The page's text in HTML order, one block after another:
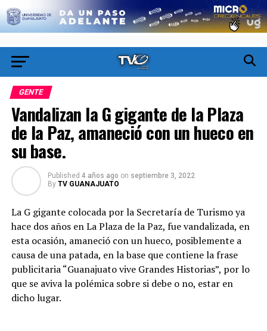
GENTE
Vandalizan la G gigante de la Plaza
de la Paz, amaneció con un hueco en
su base.
Published 4 años ago on septiembre 3, 2022
By TV GUANAJUATO
La G gigante colocada por la Secretaría de Turismo ya
hace dos años en La Plaza de la Paz, fue vandalizada, en
esta ocasión, amaneció con un hueco, posiblemente a
causa de una patada, en la base que contiene la frase
publicitaria “Guanajuato vive Grandes Historias”, por lo
que se aviva la polémica sobre si debe o no, estar en
dicho lugar.